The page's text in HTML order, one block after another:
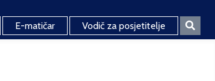
E-matičar Vodič za posjetitelje